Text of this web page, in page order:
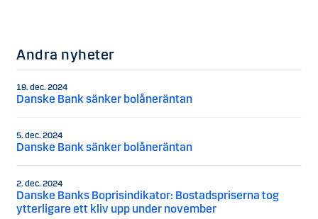
Andra nyheter
19. dec. 2024
Danske Bank sänker bolåneräntan
5. dec. 2024
Danske Bank sänker bolåneräntan
2. dec. 2024
Danske Banks Boprisindikator: Bostadspriserna tog
ytterligare ett kliv upp under november